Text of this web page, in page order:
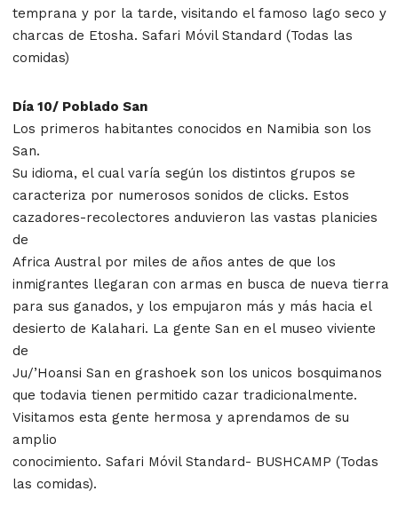
temprana y por la tarde, visitando el famoso lago seco y
charcas de Etosha. Safari Móvil Standard (Todas las
comidas)
Día 10/ Poblado San
Los primeros habitantes conocidos en Namibia son los
San.
Su idioma, el cual varía según los distintos grupos se
caracteriza por numerosos sonidos de clicks. Estos
cazadores-recolectores anduvieron las vastas planicies
de
Africa Austral por miles de años antes de que los
inmigrantes llegaran con armas en busca de nueva tierra
para sus ganados, y los empujaron más y más hacia el
desierto de Kalahari. La gente San en el museo viviente
de
Ju/’Hoansi San en grashoek son los unicos bosquimanos
que todavia tienen permitido cazar tradicionalmente.
Visitamos esta gente hermosa y aprendamos de su
amplio
conocimiento. Safari Móvil Standard- BUSHCAMP (Todas
las comidas).